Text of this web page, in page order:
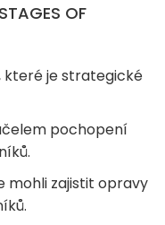
OF
které je strategické
pochopení
mohli zajistit opravy